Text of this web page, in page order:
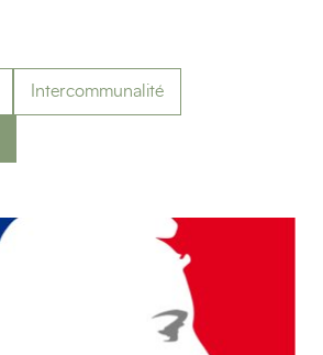
Intercommunalité